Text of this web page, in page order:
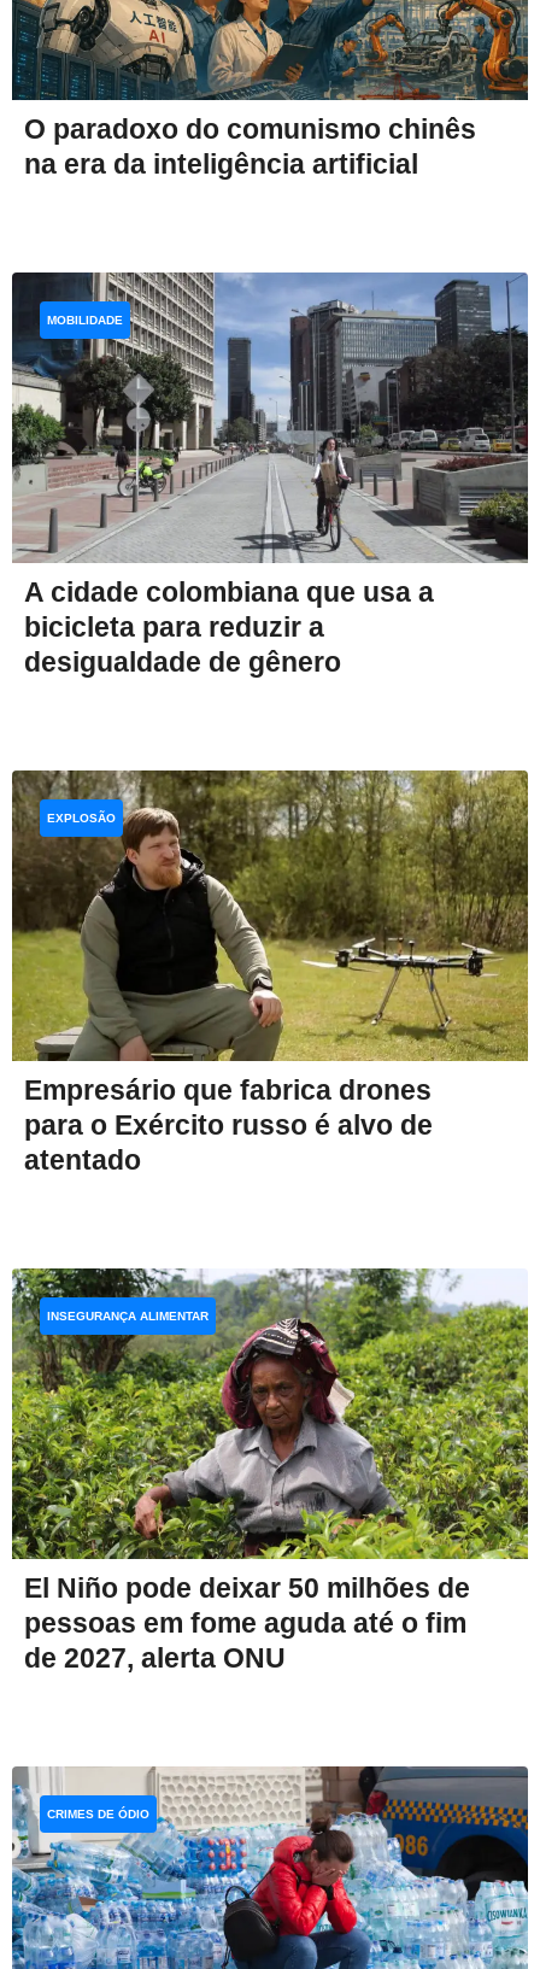
O paradoxo do comunismo chinês
na era da inteligência artificial
A cidade colombiana que usa a
bicicleta para reduzir a
desigualdade de gênero
MOBILIDADE
Empresário que fabrica drones
para o Exército russo é alvo de
atentado
EXPLOSÃO
El Niño pode deixar 50 milhões de
pessoas em fome aguda até o fim
de 2027, alerta ONU
INSEGURANÇA ALIMENTAR
CRIMES DE ÓDIO